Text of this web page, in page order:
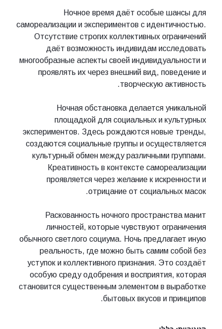
Ночное время даёт особые шансы для
самореализации и экспериментов с идентичностью.
Отсутствие строгих коллективных ограничений
даёт возможность индивидам исследовать
многообразные аспекты своей индивидуальности и
проявлять их через внешний вид, поведение и
творческую активность.
Ночная обстановка делается уникальной
площадкой для социальных и культурных
экспериментов. Здесь рождаются новые тренды,
создаются социальные группы и осуществляется
культурный обмен между различными группами.
Креативность в контексте самореализации
проявляется через желание к искренности и
отрицание от социальных масок.
Раскованность ночного пространства манит
личностей, которые чувствуют ограничения
обычного светлого социума. Ночь предлагает иную
реальность, где можно быть самим собой без
уступок и коллективного признания. Это создаёт
особую среду одобрения и восприятия, которая
становится существенным элементом в выработке
бытовых вкусов и принципов.